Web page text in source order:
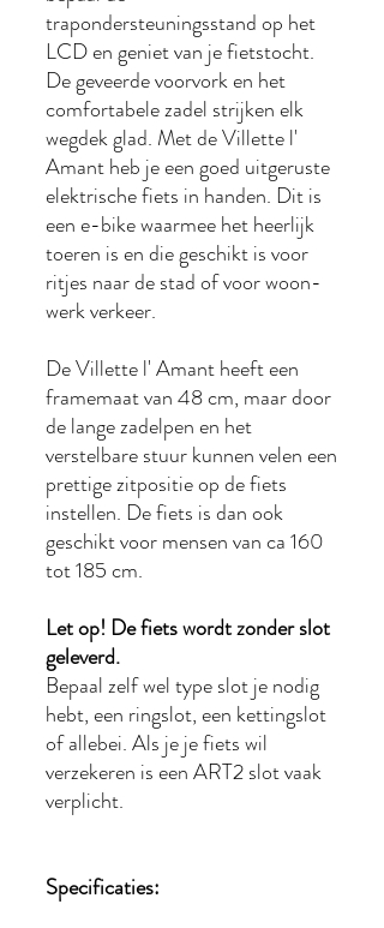
trapondersteuningsstand op het
LCD en geniet van je fietstocht.
De geveerde voorvork en het
comfortabele zadel strijken elk
wegdek glad. Met de Villette l'
Amant heb je een goed uitgeruste
elektrische fiets in handen. Dit is
een e-bike waarmee het heerlijk
toeren is en die geschikt is voor
ritjes naar de stad of voor woon-
werk verkeer.
De Villette l' Amant heeft een
framemaat van 48 cm, maar door
de lange zadelpen en het
verstelbare stuur kunnen velen een
prettige zitpositie op de fiets
instellen. De fiets is dan ook
geschikt voor mensen van ca 160
tot 185 cm.
Let op! De fiets wordt zonder slot
geleverd.
Bepaal zelf wel type slot je nodig
hebt, een ringslot, een kettingslot
of allebei. Als je je fiets wil
verzekeren is een ART2 slot vaak
verplicht.
Specificaties: